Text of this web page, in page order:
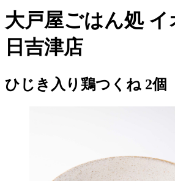
大戸屋ごはん処
日吉津店
ひじき入り鶏つくね 2個